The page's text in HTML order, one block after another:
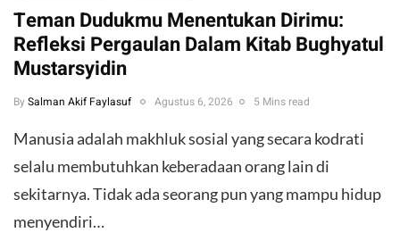
Teman Dudukmu Menentukan Dirimu:
Refleksi Pergaulan Dalam Kitab Bughyatul
Mustarsyidin
By Salman Akif Faylasuf Agustus 6, 2026 5 Mins read
Manusia adalah makhluk sosial yang secara kodrati
selalu membutuhkan keberadaan orang lain di
sekitarnya. Tidak ada seorang pun yang mampu hidup
menyendiri…